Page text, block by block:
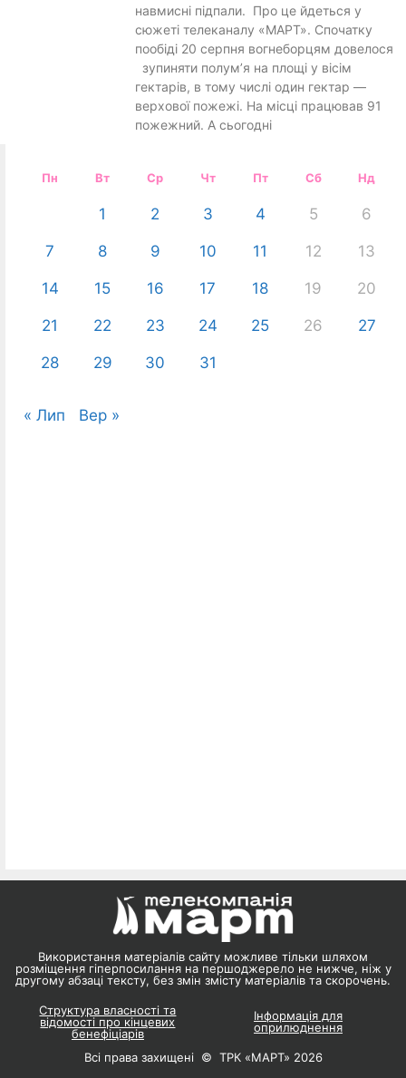
навмисні підпали. Про це йдеться у
сюжеті телеканалу «МАРТ». Спочатку
пообіді 20 серпня вогнеборцям довелося
зупиняти полум’я на площі у вісім
гектарів, в тому числі один гектар —
верхової пожежі. На місці працював 91
пожежний. А сьогодні
Пн Вт Ср Чт Пт Сб Нд
1 2 3 4 5 6
7 8 9 10 11 12 13
14 15 16 17 18 19 20
21 22 23 24 25 26 27
28 29 30 31
« Лип Вер »
Використання матеріалів сайту можливе тільки шляхом
розміщення гіперпосилання на першоджерело не нижче, ніж у
другому абзаці тексту, без змін змісту матеріалів та скорочень.
Структура власності та
відомості про кінцевих
бенефіціарів
Інформація для
оприлюднення
Всі права захищені © ТРК «МАРТ» 2026